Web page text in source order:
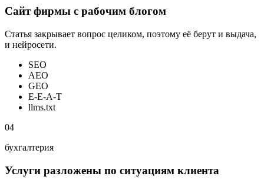
Сайт фирмы с рабочим блогом
Статья закрывает вопрос целиком, поэтому её берут и выдача,
и нейросети.
SEO
AEO
GEO
E-E-A-T
llms.txt
04
бухгалтерия
Услуги разложены по ситуациям клиента